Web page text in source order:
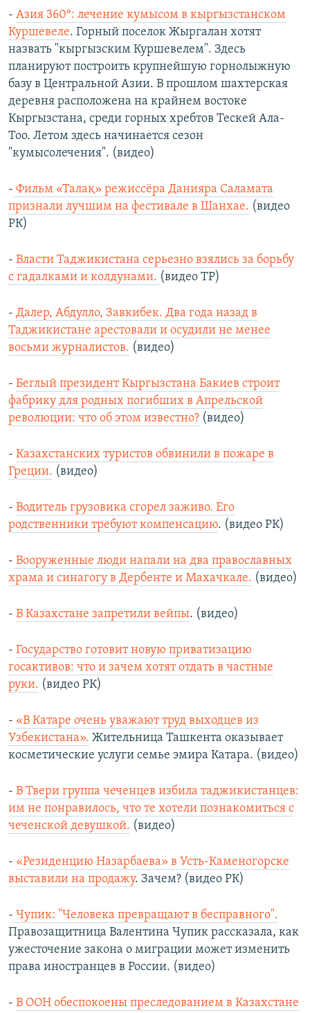
- Азия 360°: лечение кумысом в кыргызстанском
Куршевеле. Горный поселок Жыргалан хотят
назвать "кыргызским Куршевелем". Здесь
планируют построить крупнейшую горнолыжную
базу в Центральной Азии. В прошлом шахтерская
деревня расположена на крайнем востоке
Кыргызстана, среди горных хребтов Тескей Ала-
Тоо. Летом здесь начинается сезон
"кумысолечения". (видео)
- Фильм «Талақ» режиссёра Данияра Саламата
признали лучшим на фестивале в Шанхае. (видео
РК)
- Власти Таджикистана серьезно взялись за борьбу
с гадалками и колдунами. (видео ТР)
- Далер, Абдулло, Завкибек. Два года назад в
Таджикистане арестовали и осудили не менее
восьми журналистов. (видео)
- Беглый президент Кыргызстана Бакиев строит
фабрику для родных погибших в Апрельской
революции: что об этом известно? (видео)
- Казахстанских туристов обвинили в пожаре в
Греции. (видео)
- Водитель грузовика сгорел заживо. Его
родственники требуют компенсацию. (видео РК)
- Вооруженные люди напали на два православных
храма и синагогу в Дербенте и Махачкале. (видео)
- В Казахстане запретили вейпы. (видео)
- Государство готовит новую приватизацию
госактивов: что и зачем хотят отдать в частные
руки. (видео РК)
- «В Катаре очень уважают труд выходцев из
Узбекистана». Жительница Ташкента оказывает
косметические услуги семье эмира Катара. (видео)
- В Твери группа чеченцев избила таджикистанцев:
им не понравилось, что те хотели познакомиться с
чеченской девушкой. (видео)
- «Резиденцию Назарбаева» в Усть-Каменогорске
выставили на продажу. Зачем? (видео РК)
- Чупик: "Человека превращают в бесправного".
Правозащитница Валентина Чупик рассказала, как
ужесточение закона о миграции может изменить
права иностранцев в России. (видео)
- В ООН обеспокоены преследованием в Казахстане